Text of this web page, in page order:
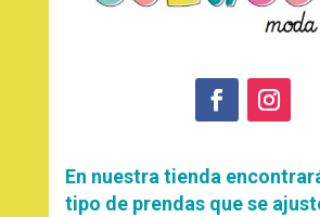
En nuestra tienda
tipo de prendas que se